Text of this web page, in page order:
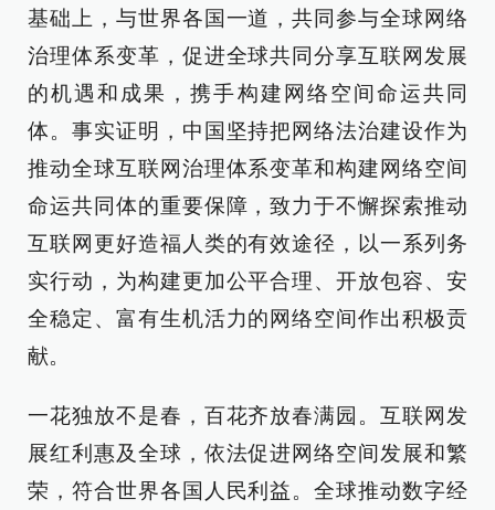
基础上，与世界各国一道，共同参与全球网络
治理体系变革，促进全球共同分享互联网发展
的机遇和成果，携手构建网络空间命运共同
体。事实证明，中国坚持把网络法治建设作为
推动全球互联网治理体系变革和构建网络空间
命运共同体的重要保障，致力于不懈探索推动
互联网更好造福人类的有效途径，以一系列务
实行动，为构建更加公平合理、开放包容、安
全稳定、富有生机活力的网络空间作出积极贡
献。
一花独放不是春，百花齐放春满园。互联网发
展红利惠及全球，依法促进网络空间发展和繁
荣，符合世界各国人民利益。全球推动数字经